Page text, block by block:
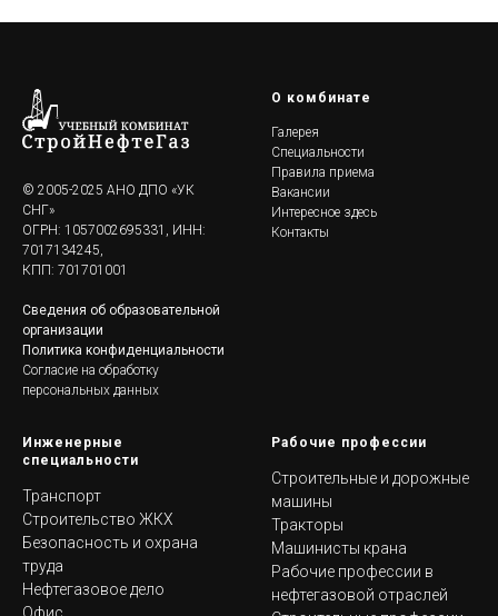
© 2005-2025 АНО ДПО «УК
СНГ»
ОГРН: 1057002695331, ИНН:
7017134245,
КПП: 701701001
Сведения об образовательной
организации
Политика конфиденциальности
Согласие на обработку
персональных данных
О комбинате
Галерея
Специальности
Правила приема
Вакансии
Интересное здесь
Контакты
Инженерные
специальности
Транспорт
Строительство ЖКХ
Безопасность и охрана
труда
Нефтегазовое дело
Рабочие профессии
Строительные и дорожные
машины
Тракторы
Машинисты крана
Рабочие профессии в
нефтегазовой отраслей